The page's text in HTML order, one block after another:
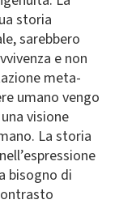
storia
sarebbero
e non
meta-
umano vengo
visione
La storia
bisogno di